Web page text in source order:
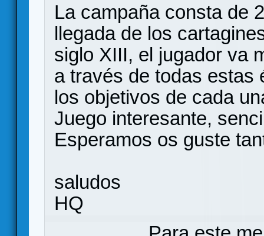
La campaña consta de
llegada de los
siglo XIII, el jugador va
a través de todas estas
los objetivos de cada
Juego interesante,
Esperamos os guste
saludos
HQ